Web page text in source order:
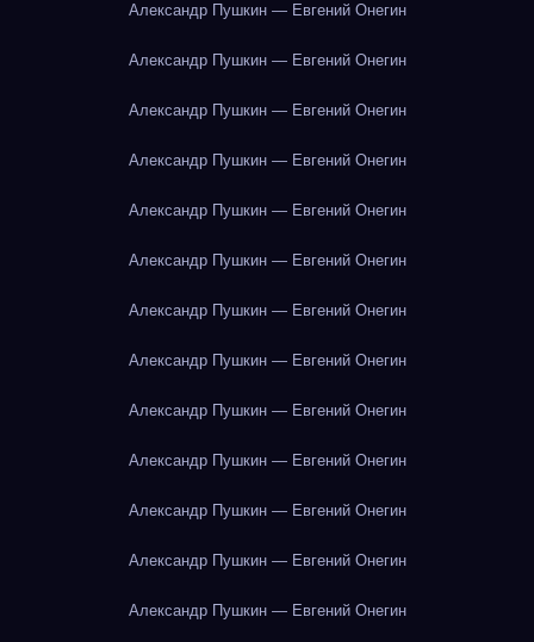
Александр Пушкин — Евгений Онегин
Александр Пушкин — Евгений Онегин
Александр Пушкин — Евгений Онегин
Александр Пушкин — Евгений Онегин
Александр Пушкин — Евгений Онегин
Александр Пушкин — Евгений Онегин
Александр Пушкин — Евгений Онегин
Александр Пушкин — Евгений Онегин
Александр Пушкин — Евгений Онегин
Александр Пушкин — Евгений Онегин
Александр Пушкин — Евгений Онегин
Александр Пушкин — Евгений Онегин
Александр Пушкин — Евгений Онегин